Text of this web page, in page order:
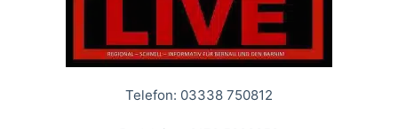
Telefon: 03338 750812